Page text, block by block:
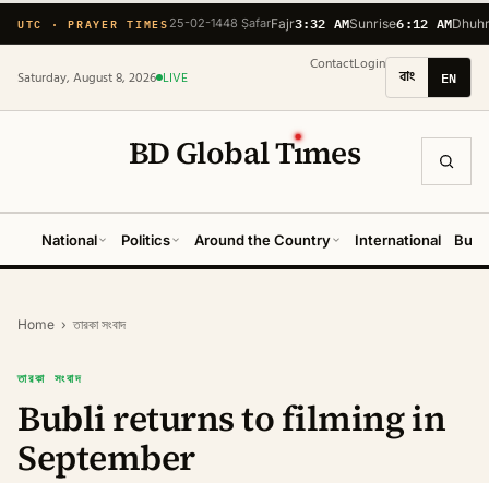
UTC · PRAYER TIMES 25-02-1448 ṢafarFajr3:32 AMSunrise6:12 AM
Saturday, August 8, 2026 LIVE
ContactLogin
বাং EN
BD Global Tımes
National Politics Around the Country International
Home › তারকা সংবাদ
তারকা সংবাদ
Bubli returns to filming in
September